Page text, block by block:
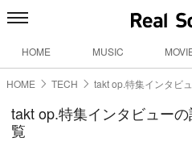
HOME MUSIC
HOME TECH takt op.特集インタビ
takt op.特集インタビュー
覧